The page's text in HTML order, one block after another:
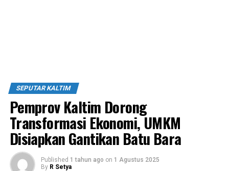
SEPUTAR KALTIM
Pemprov Kaltim Dorong
Transformasi Ekonomi, UMKM
Disiapkan Gantikan Batu Bara
Published 1 tahun ago on 1 Agustus 2025
By R Setya